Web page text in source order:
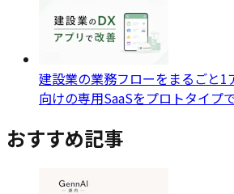
建設業の業務フローをまるごと1
向けの専用SaaSをプロトタイプ
おすすめ記事